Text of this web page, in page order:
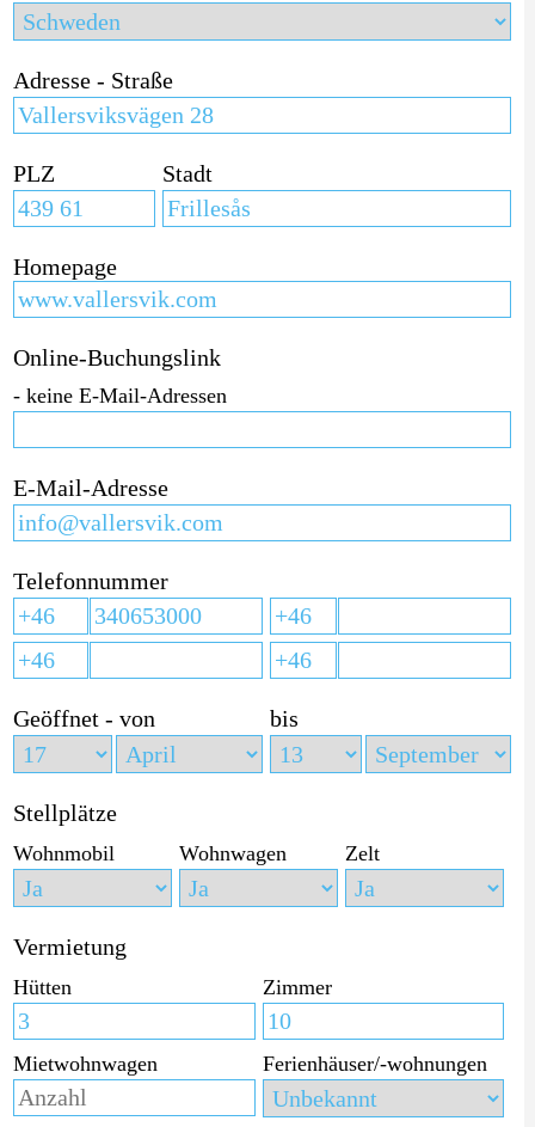
Adresse - Straße
PLZ Stadt
Homepage
Online-Buchungslink
- keine E-Mail-Adressen
E-Mail-Adresse
Telefonnummer
Geöffnet - von bis
Stellplätze
Wohnmobil Wohnwagen Zelt
Vermietung
Hütten Zimmer
Mietwohnwagen Ferienhäuser/-wohnungen